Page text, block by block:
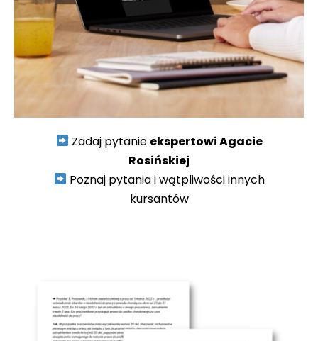
Zadaj pytanie ekspertowi Agacie
Rosińskiej
Poznaj pytania i wątpliwości innych
kursantów